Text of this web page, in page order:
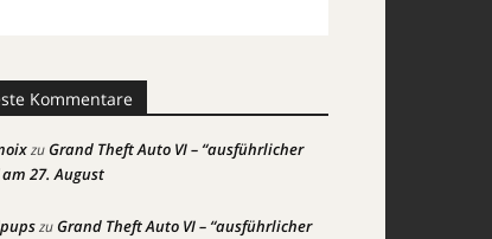
Kommentare
zuGrand Theft Auto VI – “ausführlicher
am 27. August
zuGrand Theft Auto VI – “ausführlicher